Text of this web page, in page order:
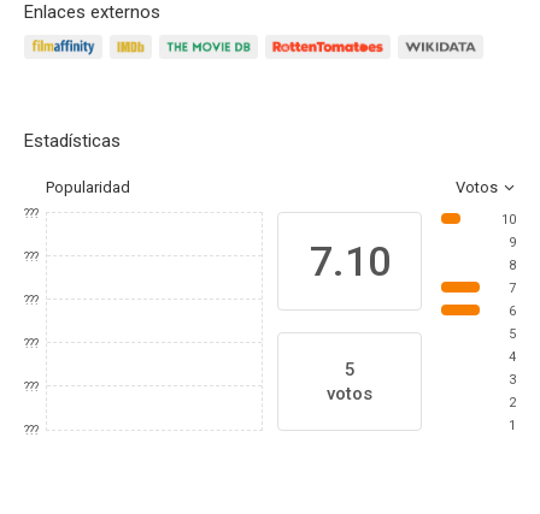
Enlaces externos
Estadísticas
Popularidad Votos
???
???
???
???
???
???
7.10
5
votos
10
9
8
7
6
5
4
3
2
1